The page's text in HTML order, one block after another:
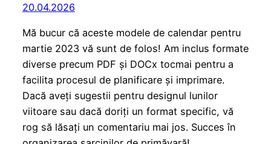
20.04.2026
Mă bucur că aceste modele de calendar pentru
martie 2023 vă sunt de folos! Am inclus formate
diverse precum PDF și DOCx tocmai pentru a
facilita procesul de planificare și imprimare.
Dacă aveți sugestii pentru designul lunilor
viitoare sau dacă doriți un format specific, vă
rog să lăsați un comentariu mai jos. Succes în